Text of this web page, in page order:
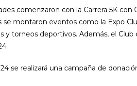
comenzaron con la Carrera 5K con
se montaron eventos como la Expo
y torneos deportivos. Además, el
24 se realizará una campaña de